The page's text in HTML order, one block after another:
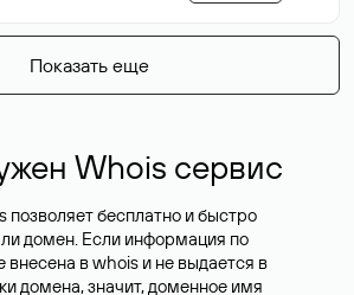
Показать еще
Whois сервис
позволяет бесплатно и быстро
домен. Если информация по
в whois и не выдается в
домена, значит, доменное имя